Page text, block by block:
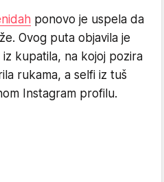
ponovo je uspela da
Ovog puta objavila je
kupatila, na kojoj pozira
rukama, a selfi iz tuš
Instagram profilu.